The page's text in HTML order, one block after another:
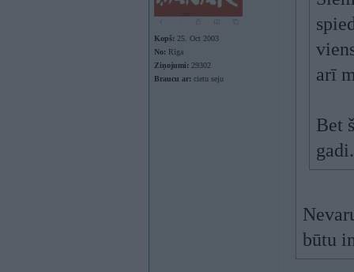
Kopš: 25. Oct 2003
No: Rīga
Ziņojumi: 29302
Braucu ar: cietu seju
arī
Bet
gadi.
būtu